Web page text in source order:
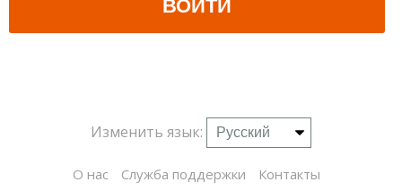
Изменить язык:
О нас Служба поддержки
Контакты